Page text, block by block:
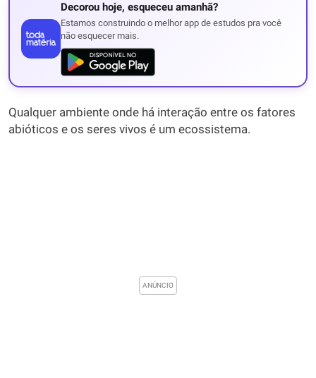
Decorou hoje, esqueceu amanhã?
Estamos construindo o melhor app de estudos pra você
não esquecer mais.
Qualquer ambiente onde há interação entre os fatores
abióticos e os seres vivos é um ecossistema.